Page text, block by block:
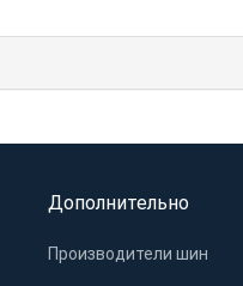
Дополнительно
Производители шин